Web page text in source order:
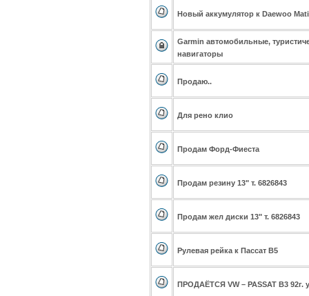
Новый аккумулятор к Daewoo
Garmin автомобильные,
навигаторы
Продаю..
Для рено клио
Продам Форд-Фиеста
Продам резину 13" т. 6826843
Продам жел диски 13" т. 6826843
Рулевая рейка к Пассат В5
ПРОДАЁТСЯ VW – PASSAT В3 92г.